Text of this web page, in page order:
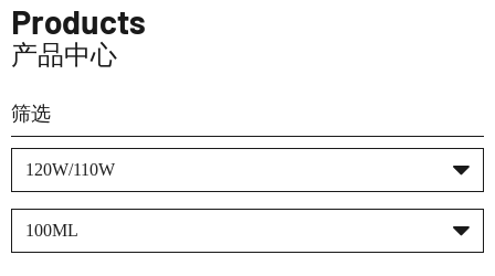
Products
产品中心
筛选
120W/110W
100ML